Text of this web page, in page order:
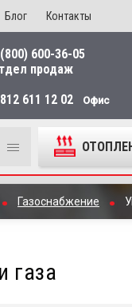
Блог Контакты
600-36-05
продаж
611 12 02
Офис
Газоснабжение
газа